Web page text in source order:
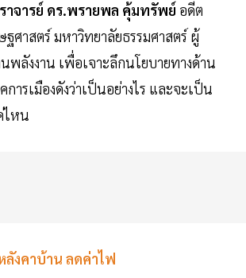
าจารย์ ดร.พรายพล คุ้มทรัพย์ อดีต
ศาสตร์ มหาวิทยาลัยธรรมศาสตร์ ผู้
พลังงาน เพื่อเจาะลึกนโยบายทางด้าน
ารเมืองดังว่าเป็นอย่างไร และจะเป็น
ไหน
ลังคาบ้าน ลดค่าไฟ